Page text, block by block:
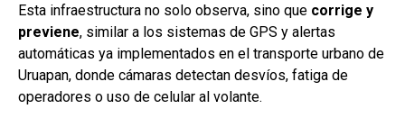
Esta infraestructura no solo observa, sino que corrige y
previene, similar a los sistemas de GPS y alertas
automáticas ya implementados en el transporte urbano de
Uruapan, donde cámaras detectan desvíos, fatiga de
operadores o uso de celular al volante.